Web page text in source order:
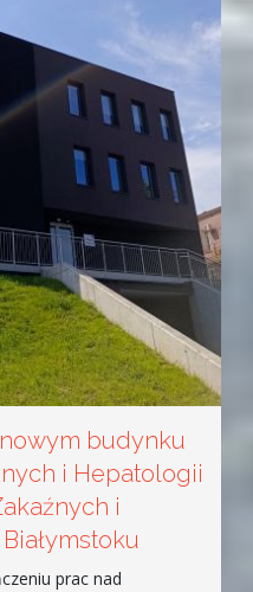
budynku
i Hepatologii
i
prac nad